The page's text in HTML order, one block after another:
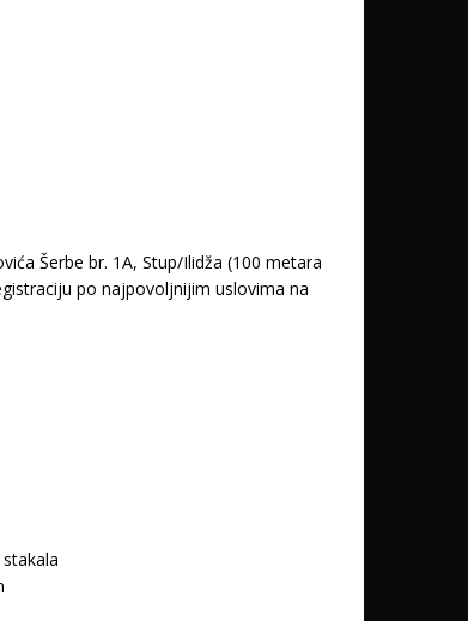
Šerbe br. 1A, Stup/Ilidža (100 metara
po najpovoljnijim uslovima na
stakala